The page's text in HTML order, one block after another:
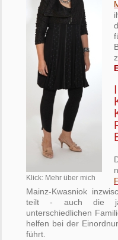
Klick: Mehr über mich
Mainz-Kwasniok
teilt - auch die
unterschiedlichen
helfen bei der
führt.